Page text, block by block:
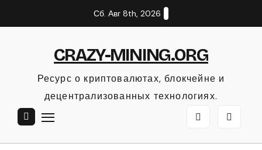
к
Сб. Авг 8th, 2026
CRAZY-MINING.ORG
Ресурс о криптовалютах, блокчейне и
децентрализованных технологиях.